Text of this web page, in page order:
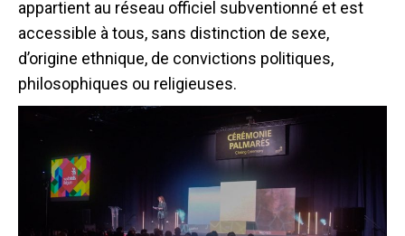
appartient au réseau officiel subventionné et est
accessible à tous, sans distinction de sexe,
d’origine ethnique, de convictions politiques,
philosophiques ou religieuses.